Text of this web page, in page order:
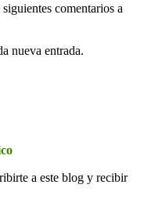
comentarios a
nueva entrada.
a este blog y recibir